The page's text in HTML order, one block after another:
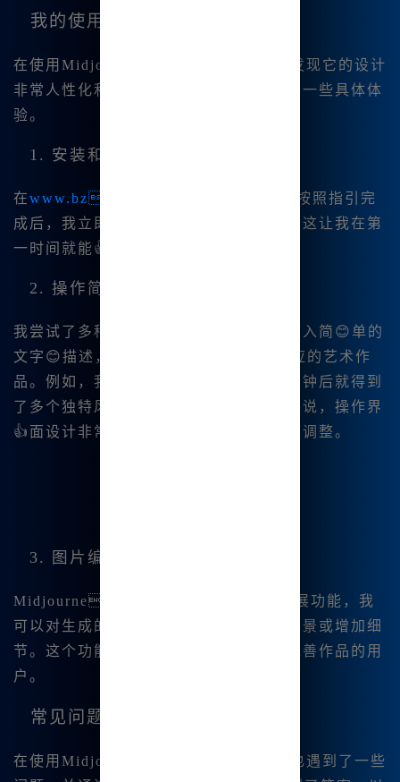
我的使用体验
在使用Midjourney中文版的过程中，我发现它的设计
非常人性化和实用。以下是我在使用时的一些具体体
验。
1. 安装和注册方便快捷
在www.bzu.cn
上进行注册非常简单，按照指引完
成后，我立即获得了免费的使用权限。这让我在第
一时间就能👍开始我的创作之旅。
2. 操作简单
我尝试了多种创作风格，使用时只需要输入简😊单的
文字😊描述，Midjourney就能生成对应的艺术作
品。例如，我输入了“梦幻的森林”，几秒钟后就得到
了多个独特风格的森林图像。对于新手来说，操作界
👍面设计非常友好，支持一键生成和快速调整。
3. 图片编辑功能
Midjourney中文版支持图像|微调和扩展功能，我
可以对生成的图像进行局部重绘，调整背景或增加细
节。这个功能特别适合那些想要进一步完善作品的用
户。
常见问题解答
在使用Midjourney中文版的过程中，我也遇到了一些